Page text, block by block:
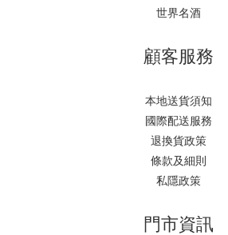
世界名酒
顧客服務
本地送貨須知
國際配送服務
退換貨政策
條款及細則
私隱政策
門市資訊